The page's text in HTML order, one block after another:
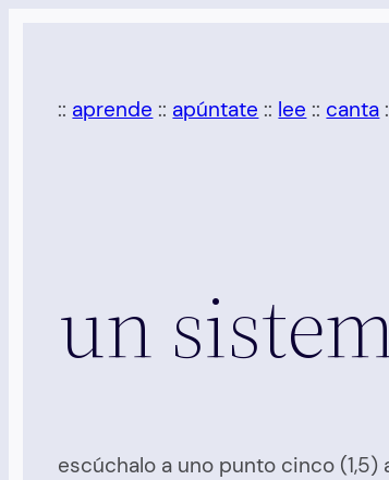
contenido
:: aprende :: apúntate :: lee :: canta
un
escúchalo a uno punto cinco (1,5)